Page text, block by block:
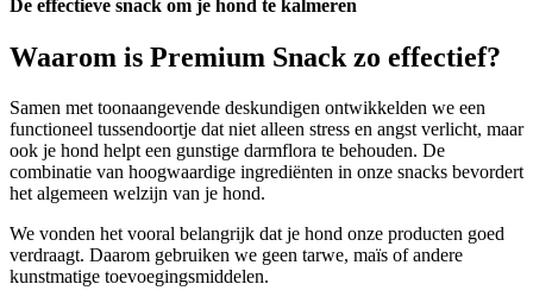
De effectieve snack om je hond te kalmeren
Waarom is Premium Snack zo effectief?
Samen met toonaangevende deskundigen ontwikkelden we een
functioneel tussendoortje dat niet alleen stress en angst verlicht, maar
ook je hond helpt een gunstige darmflora te behouden. De
combinatie van hoogwaardige ingrediënten in onze snacks bevordert
het algemeen welzijn van je hond.
We vonden het vooral belangrijk dat je hond onze producten goed
verdraagt. Daarom gebruiken we geen tarwe, maïs of andere
kunstmatige toevoegingsmiddelen.